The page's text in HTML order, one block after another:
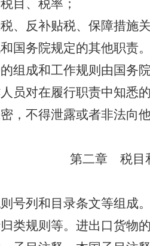
目、税率；
、反补贴税、保障措施
国务院规定的其他职责。
组成和工作规则由国务院
员对在履行职责中知悉
，不得泄露或者非法向他
第二章 税目
号列和目录条文等组成。
类规则等。进出口货物